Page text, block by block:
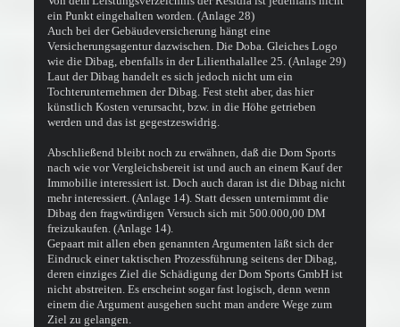
ein Punkt eingehalten worden. (Anlage 28)
Auch bei der Gebäudeversicherung hängt eine
Versicherungsagentur dazwischen. Die Doba. Gleiches Logo
wie die Dibag, ebenfalls in der Lilienthalallee 25. (Anlage 29)
Laut der Dibag handelt es sich jedoch nicht um ein
Tochterunternehmen der Dibag. Fest steht aber, das hier
künstlich Kosten verursacht, bzw. in die Höhe getrieben
werden und das ist gegestzeswidrig.
Abschließend bleibt noch zu erwähnen, daß die Dom Sports
nach wie vor Vergleichsbereit ist und auch an einem Kauf der
Immobilie interessiert ist. Doch auch daran ist die Dibag nicht
mehr interessiert. (Anlage 14). Statt dessen unternimmt die
Dibag den fragwürdigen Versuch sich mit 500.000,00 DM
freizukaufen. (Anlage 14).
Gepaart mit allen eben genannten Argumenten läßt sich der
Eindruck einer taktischen Prozessführung seitens der Dibag,
deren einziges Ziel die Schädigung der Dom Sports GmbH ist
nicht abstreiten. Es erscheint sogar fast logisch, denn wenn
einem die Argument ausgehen sucht man andere Wege zum
Ziel zu gelangen.